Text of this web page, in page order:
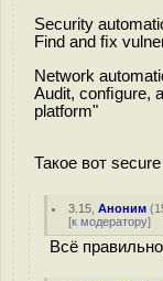
Security
Find and ﬁx
Network
Audit, conﬁgure,
platform"
Такое вот
3.15 ,Аноним (
[к модератору]
Всё